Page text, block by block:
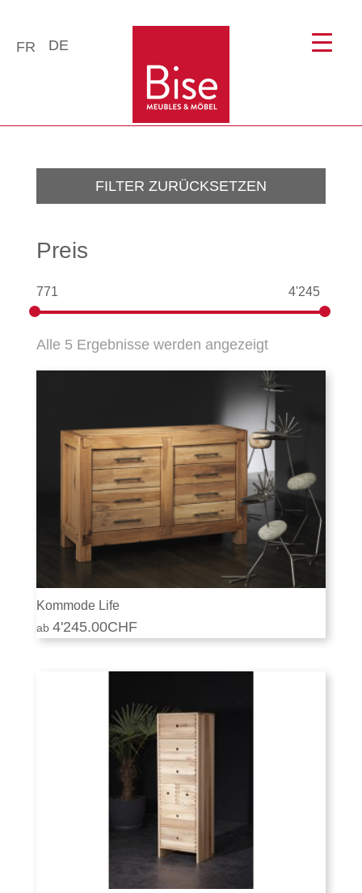
FR DE
FILTER ZURÜCKSETZEN
Preis
771 4'245
Alle 5 Ergebnisse werden angezeigt
Kommode Life
4'245.00CHF